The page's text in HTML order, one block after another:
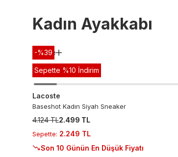
Kadın Ayakkabı
Filtre
-%39
Sepette %10 İndirim
Lacoste
Baseshot Kadın Siyah Sneaker
4.124 TL2.499 TL
Sepette: 2.249 TL
Son 10 Günün En Düşük Fiyatı